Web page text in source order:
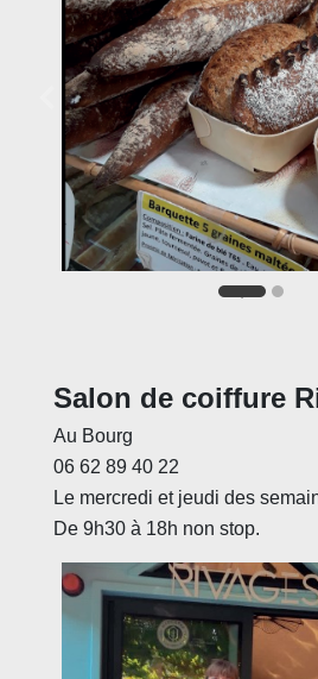
Salon de coiffure
Au Bourg
06 62 89 40 22
Le mercredi et jeudi des
De 9h30 à 18h non stop.